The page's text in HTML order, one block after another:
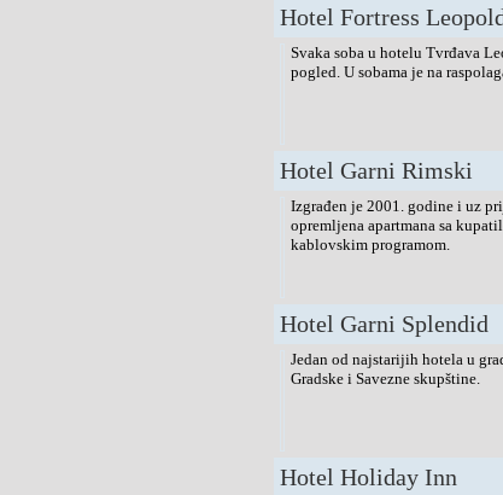
Hotel Fortress
Svaka soba u hotelu Tvrđava
pogled. U sobama je na
Hotel Garni Rimski
Izgrađen je 2001. godine i uz
opremljena apartmana sa
kablovskim programom.
Hotel Garni Splendid
Jedan od najstarijih hotela u
Gradske i Savezne skupštine.
Hotel Holiday Inn